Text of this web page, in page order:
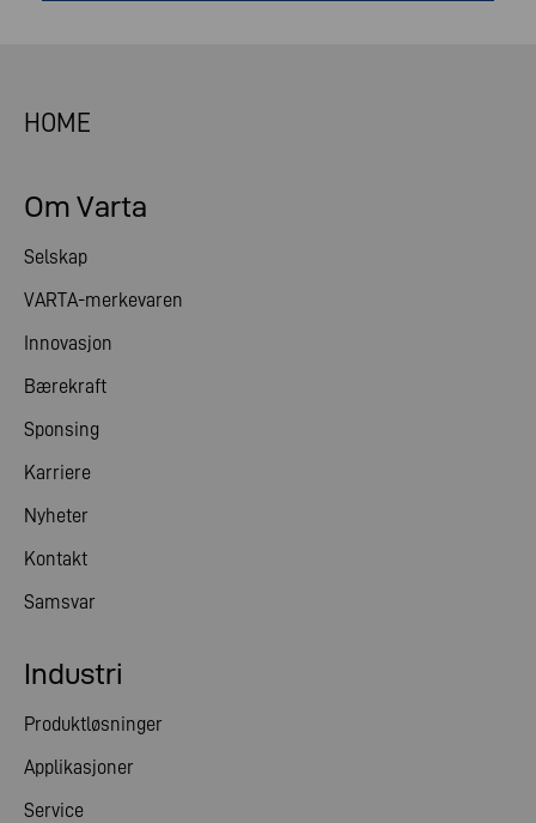
HOME
Om Varta
Selskap
VARTA-merkevaren
Innovasjon
Bærekraft
Sponsing
Karriere
Nyheter
Kontakt
Samsvar
Industri
Produktløsninger
Applikasjoner
Service